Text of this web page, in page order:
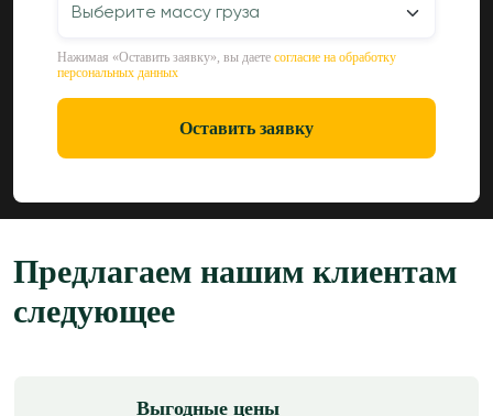
Нажимая «Оставить заявку», вы даете согласие на обработку
персональных данных
Оставить заявку
Предлагаем нашим клиентам
следующее
Выгодные цены